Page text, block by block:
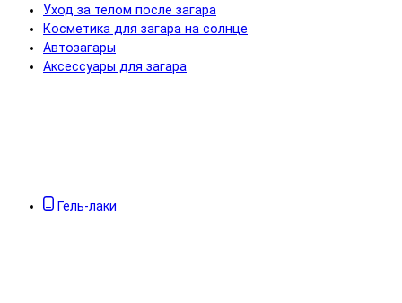
Уход за телом после загара
Косметика для загара на солнце
Автозагары
Аксессуары для загара
Гель-лаки